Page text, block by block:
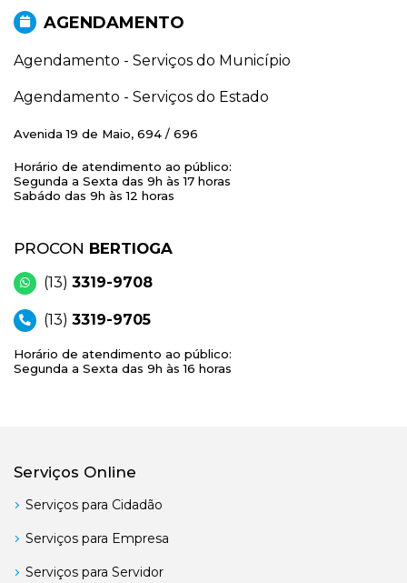
AGENDAMENTO
Agendamento - Serviços do Município
Agendamento - Serviços do Estado
Avenida 19 de Maio, 694 / 696
Horário de atendimento ao público:
Segunda a Sexta das 9h às 17 horas
Sabádo das 9h às 12 horas
PROCON BERTIOGA
(13) 3319-9708
(13) 3319-9705
Horário de atendimento ao público:
Segunda a Sexta das 9h às 16 horas
Serviços Online
Serviços para Cidadão
Serviços para Empresa
Serviços para Servidor